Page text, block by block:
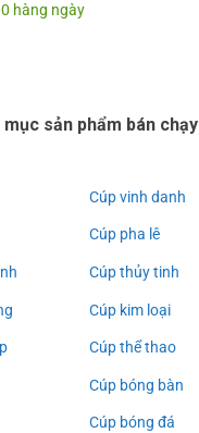
hàng ngày
mục sản phẩm bán chạy
Cúp vinh danh
Cúp pha lê
Cúp thủy tinh
Cúp kim loại
Cúp thể thao
Cúp bóng bàn
Cúp bóng đá